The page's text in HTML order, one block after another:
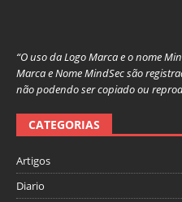
“O uso da Logo Marca e o nome
Marca e Nome MindSec são
não podendo ser copiado ou
CATEGORIAS
Artigos
Diario